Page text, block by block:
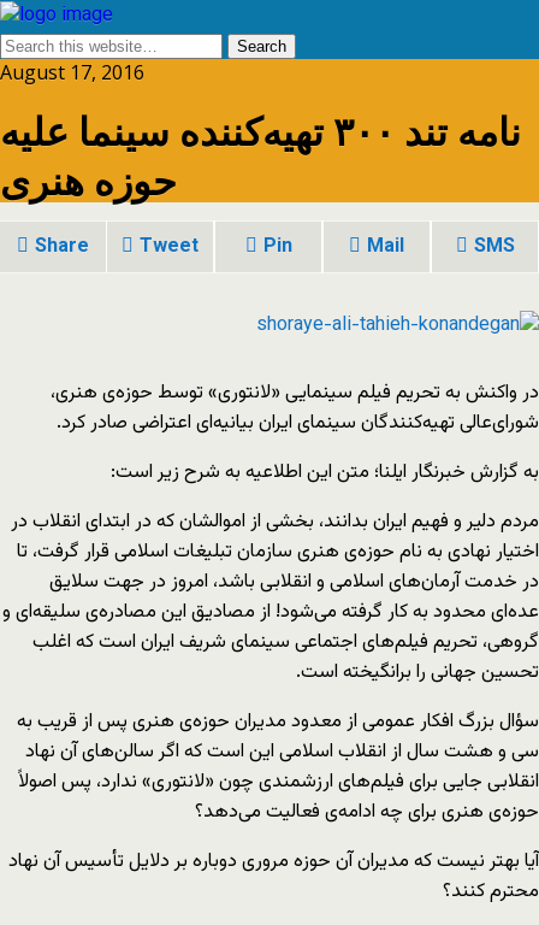
August 17, 2016
نامه تند ۳۰۰ تهیه‌کننده سینما علیه
حوزه هنری
Share Tweet Pin Mail SMS
در واکنش به تحریم فیلم سینمایی «لانتوری» توسط حوزه‌ی هنری،
شورای‌عالی تهیه‌کنندگان سینمای ایران بیانیه‌ای اعتراضی صادر کرد.
به گزارش خبرنگار ایلنا؛ متن این اطلاعیه به شرح زیر است:
مردم دلیر و فهیم ایران بدانند، بخشی از اموالشان که در ابتدای انقلاب در
اختیار نهادی به نام حوزه‌ی هنری سازمان تبلیغات اسلامی قرار گرفت، تا
در خدمت آرمان‌های اسلامی و انقلابی باشد، امروز در جهت سلایق
عده‌ای محدود به کار گرفته می‌شود! از مصادیق این مصادره‌ی سلیقه‌ای و
گروهی، تحریم فیلم‌های اجتماعی سینمای شریف ایران است که اغلب
تحسین جهانی را برانگیخته است.
سؤال بزرگ افکار عمومی از معدود مدیران حوزه‌ی هنری پس از قریب به
سی و هشت سال از انقلاب اسلامی این است که اگر سالن‌های آن نهاد
انقلابی جایی برای فیلم‌های ارزشمندی چون «لانتوری» ندارد، پس اصولاً
حوزه‌ی هنری برای چه ادامه‌ی فعالیت می‌دهد؟
آیا بهتر نیست که مدیران آن حوزه مروری دوباره بر دلایل تأسیس آن نهاد
محترم کنند؟